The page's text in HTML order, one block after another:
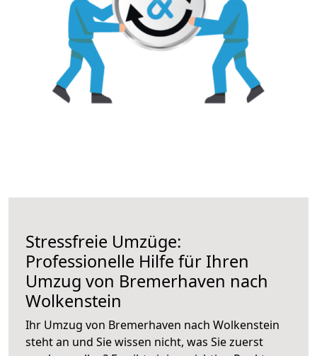
Stressfreie Umzüge:
Professionelle Hilfe für Ihren
Umzug von Bremerhaven nach
Wolkenstein
Ihr Umzug von Bremerhaven nach Wolkenstein
steht an und Sie wissen nicht, was Sie zuerst